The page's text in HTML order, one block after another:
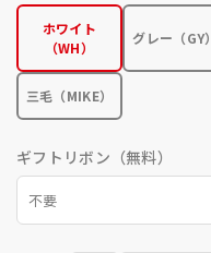
ホワイト
（WH）
グレー（GY）
三毛（MIKE）
ギフトリボン（無料）